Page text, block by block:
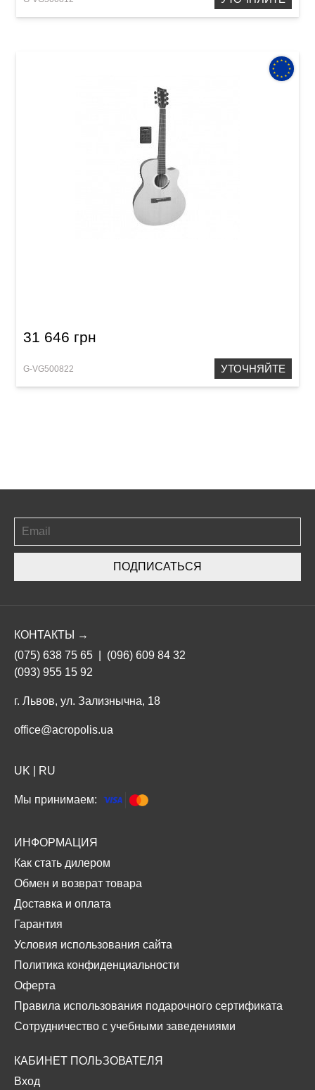
31 646 грн
G-VG500822 УТОЧНЯЙТЕ
ПОДПИСАТЬСЯ
КОНТАКТЫ →
(075) 638 75 65
(096) 609 84 32
(093) 955 15 92
г. Львов, ул. Зализнычна, 18
office@acropolis.ua
UK RU
Мы принимаем:
ИНФОРМАЦИЯ
Как стать дилером
Обмен и возврат товара
Доставка и оплата
Гарантия
Условия использования сайта
Политика конфиденциальности
Оферта
Правила использования подарочного сертификата
Сотрудничество с учебными заведениями
КАБИНЕТ ПОЛЬЗОВАТЕЛЯ
Вход